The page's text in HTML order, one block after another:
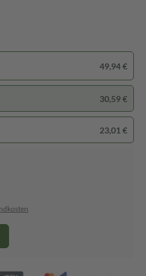
49,94 €
30,59 €
23,01 €